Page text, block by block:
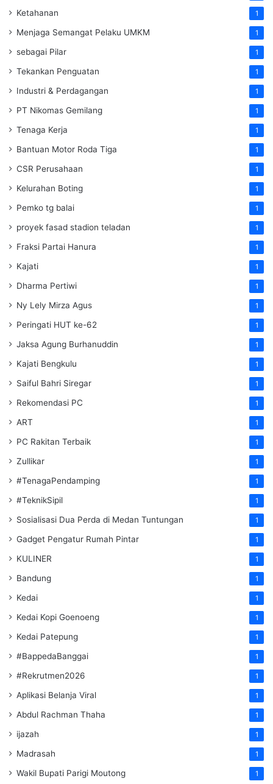
Ketahanan 1
Menjaga Semangat Pelaku UMKM 1
sebagai Pilar 1
Tekankan Penguatan 1
Industri & Perdagangan 1
PT Nikomas Gemilang 1
Tenaga Kerja 1
Bantuan Motor Roda Tiga 1
CSR Perusahaan 1
Kelurahan Boting 1
Pemko tg balai 1
proyek fasad stadion teladan 1
Fraksi Partai Hanura 1
Kajati 1
Dharma Pertiwi 1
Ny Lely Mirza Agus 1
Peringati HUT ke-62 1
Jaksa Agung Burhanuddin 1
Kajati Bengkulu 1
Saiful Bahri Siregar 1
Rekomendasi PC 1
ART 1
PC Rakitan Terbaik 1
Zullikar 1
#TenagaPendamping 1
#TeknikSipil 1
Sosialisasi Dua Perda di Medan Tuntungan 1
Gadget Pengatur Rumah Pintar 1
KULINER 1
Bandung 1
Kedai 1
Kedai Kopi Goenoeng 1
Kedai Patepung 1
#BappedaBanggai 1
#Rekrutmen2026 1
Aplikasi Belanja Viral 1
Abdul Rachman Thaha 1
ijazah 1
Madrasah 1
Wakil Bupati Parigi Moutong 1